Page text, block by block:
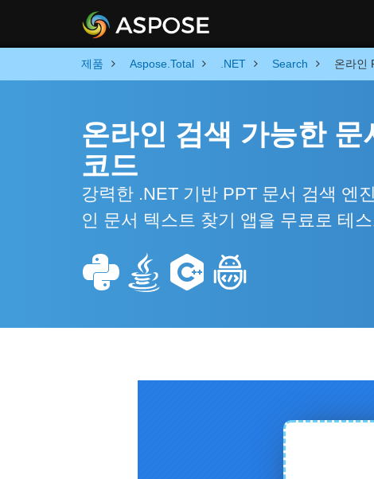
제품 Aspose.Total .NET Search 온라인
온라인 검색 가능한
코드
강력한 .NET 기반 PPT 문서 검색 엔
인 문서 텍스트 찾기 앱을 무료로 테